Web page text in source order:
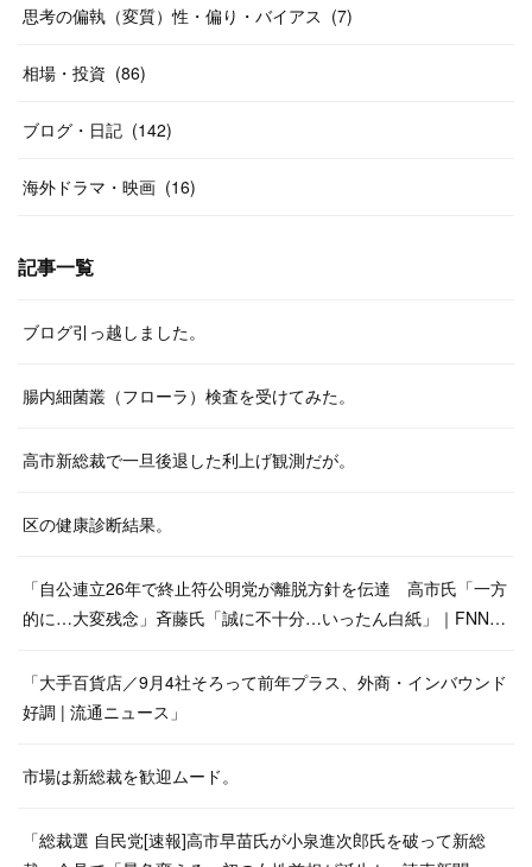
思考の偏執（変質）性・偏り・バイアス (7)
相場・投資 (86)
ブログ・日記 (142)
海外ドラマ・映画 (16)
記事一覧
ブログ引っ越しました。
腸内細菌叢（フローラ）検査を受けてみた。
高市新総裁で一旦後退した利上げ観測だが。
区の健康診断結果。
「自公連立26年で終止符公明党が離脱方針を伝達 高市氏「一方
的に…大変残念」斉藤氏「誠に不十分…いったん白紙」｜FNN…
「大手百貨店／9月4社そろって前年プラス、外商・インバウンド
好調 | 流通ニュース」
市場は新総裁を歓迎ムード。
「総裁選 自民党[速報]高市早苗氏が小泉進次郎氏を破って新総